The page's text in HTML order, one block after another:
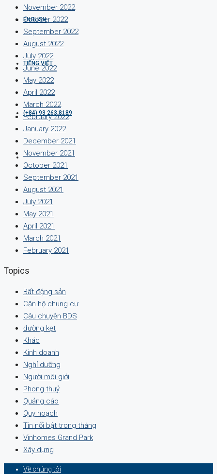
ENGLISH
TIẾNG VIỆT
(+84) 93 263 8189
November 2022
October 2022
September 2022
August 2022
July 2022
June 2022
May 2022
April 2022
March 2022
February 2022
January 2022
December 2021
November 2021
October 2021
September 2021
August 2021
July 2021
May 2021
April 2021
March 2021
February 2021
Topics
Bất động sản
Căn hộ chung cư
Câu chuyện BDS
đường kẹt
Khác
Kinh doanh
Nghỉ dưỡng
Người môi giới
Phong thuỷ
Quảng cáo
Quy hoạch
Tin nổi bật trong tháng
Vinhomes Grand Park
Xây dựng
Về chúng tôi